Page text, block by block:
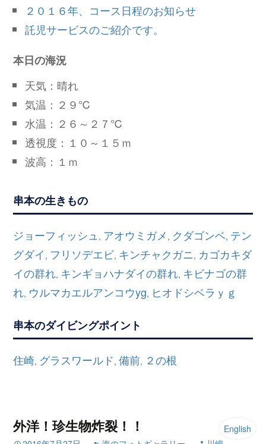
２０１６年、コース日程のお知らせ
託児サービスのご紹介です。
本日の海況
天気：晴れ
気温：２９℃
水温：２６～２７℃
透視度：１０～１５ｍ
波高：１ｍ
串本の生きもの
ジョーフィッシュ , アオウミガメ , クダゴンベ, テン
グダイ , フリソデエビ, キンチャクガニ, カゴカキダ
イの群れ, キンギョハナダイの群れ, キビナゴの群
れ, ウルマカエルアンコウyg, ヒオドシベラｙｇ
串本のダイビングポイント
住崎, グラスワールド,備前, ２の根
外洋！珍生物炸裂！！ English